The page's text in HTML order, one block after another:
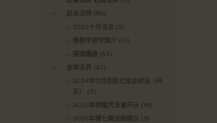
近永法师 (86)
2023十月法会 (9)
佛教宇宙学简介 (13)
戒律講座 (57)
金岸法界 (82)
2024年11月弥陀七法会讲法（开
示）
(7)
2025年楞嚴咒法會开示 (14)
2025年禪七興法師開示 (9)